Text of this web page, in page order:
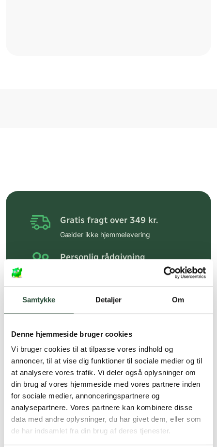
Samtykke Detaljer Om
Denne hjemmeside bruger cookies
Vi bruger cookies til at tilpasse vores indhold og
annoncer, til at vise dig funktioner til sociale medier og til
at analysere vores trafik. Vi deler også oplysninger om
din brug af vores hjemmeside med vores partnere inden
for sociale medier, annonceringspartnere og
analysepartnere. Vores partnere kan kombinere disse
data med andre oplysninger, du har givet dem, eller som
de har indsamlet fra din brug af deres tjenester.
Gratis fragt over 349 kr.
Gælder ikke hjemmelevering
Personlig rådgivning
Hurtig levering (30 min. i Kbh)
Faste lave priser*
*Gælder ikke ernæringsprodukter.
Stort udvalg af kendte
produkter
Vi tilbyder et stort udvalg af kendte
cremer, vitaminer og andre spændende
produkter – altid til fast lav pris.
Læs mere om Uglecare.dk her